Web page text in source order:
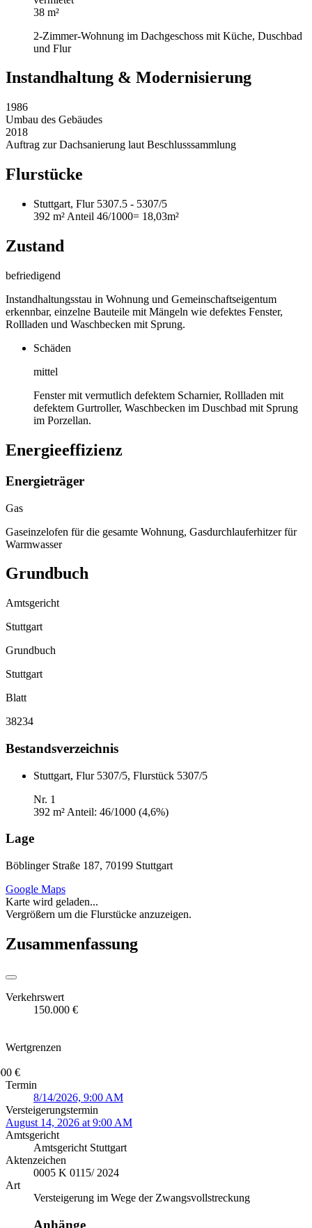
38 m²
2-Zimmer-Wohnung im Dachgeschoss mit Küche, Duschbad
und Flur
Instandhaltung & Modernisierung
1986
Umbau des Gebäudes
2018
Auftrag zur Dachsanierung laut Beschlusssammlung
Flurstücke
Stuttgart, Flur 5307.5 - 5307/5
392 m² Anteil 46/1000= 18,03m²
Zustand
befriedigend
Instandhaltungsstau in Wohnung und Gemeinschaftseigentum
erkennbar, einzelne Bauteile mit Mängeln wie defektes Fenster,
Rollladen und Waschbecken mit Sprung.
Schäden
mittel
Fenster mit vermutlich defektem Scharnier, Rollladen mit
defektem Gurtroller, Waschbecken im Duschbad mit Sprung
im Porzellan.
Energieeffizienz
Energieträger
Gas
Gaseinzelofen für die gesamte Wohnung, Gasdurchlauferhitzer für
Warmwasser
Grundbuch
Amtsgericht
Stuttgart
Grundbuch
Stuttgart
Blatt
38234
Bestandsverzeichnis
Stuttgart, Flur 5307/5, Flurstück 5307/5
Nr. 1
392 m² Anteil: 46/1000 (4,6%)
Lage
Böblinger Straße 187, 70199 Stuttgart
Google Maps
Karte wird geladen...
Vergrößern um die Flurstücke anzuzeigen.
Zusammenfassung
Verkehrswert
150.000 €
Wertgrenzen
€
Termin
8/14/2026, 9:00 AM
Versteigerungstermin
August 14, 2026 at 9:00 AM
Amtsgericht
Amtsgericht Stuttgart
Aktenzeichen
0005 K 0115/ 2024
Art
Versteigerung im Wege der Zwangsvollstreckung
Anhänge